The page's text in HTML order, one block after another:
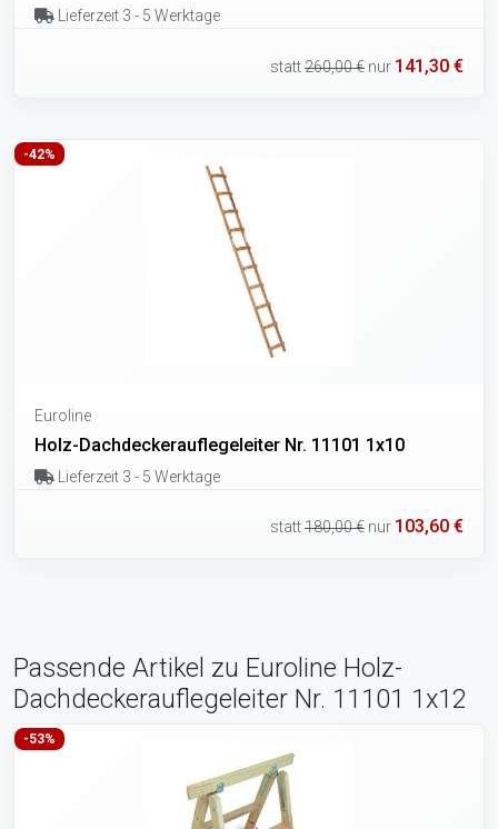
Lieferzeit 3 - 5 Werktage
statt260,00 € nur 141,30 €
-42%
Euroline
Holz-Dachdeckerauflegeleiter Nr. 11101 1x10
Lieferzeit 3 - 5 Werktage
statt180,00 € nur 103,60 €
Passende Artikel zu Euroline Holz-
Dachdeckerauflegeleiter Nr. 11101 1x12
-53%